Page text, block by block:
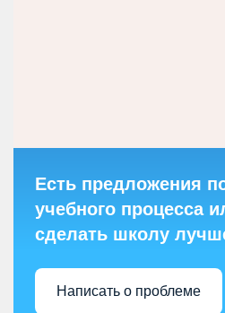
Есть предложения
учебного процесса
сделать школу
Написать о проблеме